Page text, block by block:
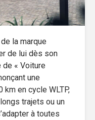
la marque
de lui dès son
de « Voiture
une
en cycle WLTP,
trajets ou un
à toutes